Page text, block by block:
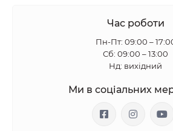
Час роботи
Пн-Пт: 09:00 –
Сб: 09:00 – 13:00
Нд: вихідний
Ми в соціальних